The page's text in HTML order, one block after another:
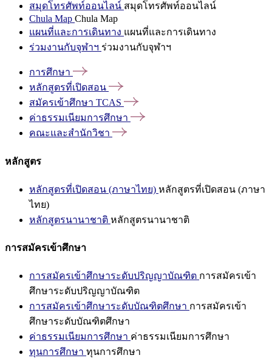
สมุดโทรศัพท์ออนไลน์ สมุดโทรศัพท์ออนไลน์
Chula Map Chula Map
แผนที่และการเดินทาง แผนที่และการเดินทาง
ร่วมงานกับจุฬาฯ ร่วมงานกับจุฬาฯ
การศึกษา
หลักสูตรที่เปิดสอน
สมัครเข้าศึกษา TCAS
ค่าธรรมเนียมการศึกษา
คณะและสำนักวิชา
หลักสูตร
หลักสูตรที่เปิดสอน (ภาษาไทย) หลักสูตรที่เปิดสอน (ภาษา
ไทย)
หลักสูตรนานาชาติ หลักสูตรนานาชาติ
การสมัครเข้าศึกษา
การสมัครเข้าศึกษาระดับปริญญาบัณฑิต การสมัครเข้า
ศึกษาระดับปริญญาบัณฑิต
การสมัครเข้าศึกษาระดับบัณฑิตศึกษา การสมัครเข้า
ศึกษาระดับบัณฑิตศึกษา
ค่าธรรมเนียมการศึกษา ค่าธรรมเนียมการศึกษา
ทุนการศึกษา ทุนการศึกษา